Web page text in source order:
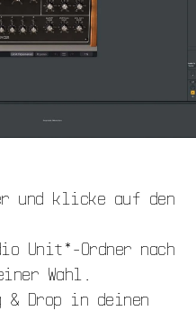
und klicke auf den
Unit*-Ordner nach
Wahl.
& Drop in deinen